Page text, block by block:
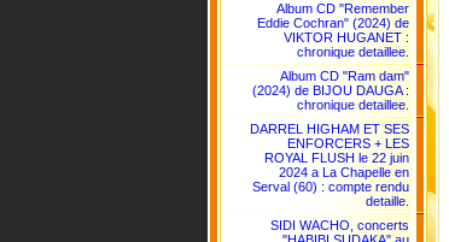
Album CD "Remember
Eddie Cochran" (2024) de
VIKTOR HUGANET :
chronique detaillee.
Album CD "Ram dam"
(2024) de BIJOU DAUGA :
chronique detaillee.
DARREL HIGHAM ET SES
ENFORCERS + LES
ROYAL FLUSH le 22 juin
2024 a La Chapelle en
Serval (60) : compte rendu
detaille.
SIDI WACHO, concerts